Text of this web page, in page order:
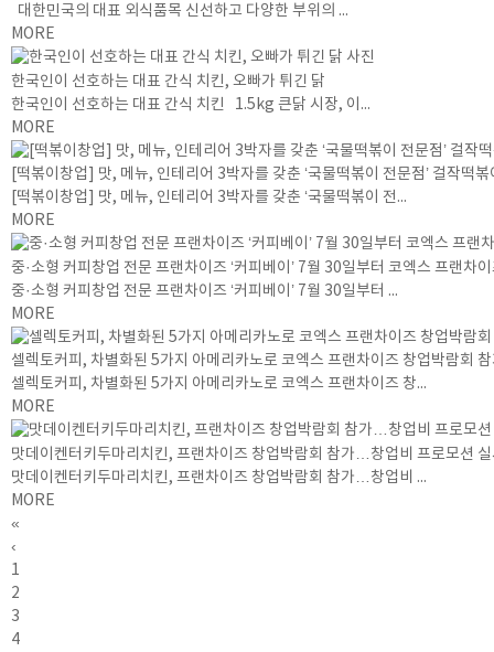
대한민국의 대표 외식품목 신선하고 다양한 부위의 ...
MORE
한국인이 선호하는 대표 간식 치킨, 오빠가 튀긴 닭
한국인이 선호하는 대표 간식 치킨 1.5kg 큰닭 시장, 이...
MORE
[떡볶이창업] 맛, 메뉴, 인테리어 3박자를 갖춘 ‘국물떡볶이 전문점’ 걸작떡볶
[떡볶이창업] 맛, 메뉴, 인테리어 3박자를 갖춘 ‘국물떡볶이 전...
MORE
중·소형 커피창업 전문 프랜차이즈 ‘커피베이’ 7월 30일부터 코엑스 프랜차
중·소형 커피창업 전문 프랜차이즈 ‘커피베이’ 7월 30일부터 ...
MORE
셀렉토커피, 차별화된 5가지 아메리카노로 코엑스 프랜차이즈 창업박람회
셀렉토커피, 차별화된 5가지 아메리카노로 코엑스 프랜차이즈 창...
MORE
맛데이켄터키두마리치킨, 프랜차이즈 창업박람회 참가…창업비 프로모션
맛데이켄터키두마리치킨, 프랜차이즈 창업박람회 참가…창업비 ...
MORE
«
‹
1
2
3
4